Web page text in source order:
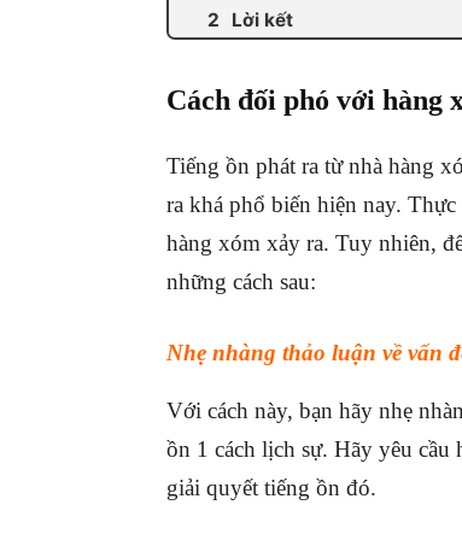
Lời kết
Cách đối phó với hàng
Tiếng ồn phát ra từ nhà hàng
ra khá phổ biến hiện nay.
hàng xóm xảy ra. Tuy nhiên,
những cách sau:
Nhẹ nhàng thảo luận về vấn
Với cách này, bạn hãy nhẹ
ồn 1 cách lịch sự. Hãy yêu cầu
giải quyết tiếng ồn đó.